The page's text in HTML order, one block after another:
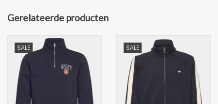
Materiaal: 100% viscose
Gerelateerde producten
SALE SALE